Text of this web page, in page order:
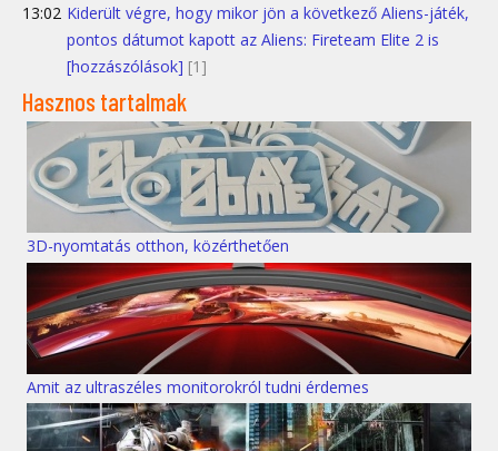
13:02 Kiderült végre, hogy mikor jön a következő Aliens-játék,
pontos dátumot kapott az Aliens: Fireteam Elite 2 is
[hozzászólások] [1]
Hasznos tartalmak
3D-nyomtatás otthon, közérthetően
Amit az ultraszéles monitorokról tudni érdemes